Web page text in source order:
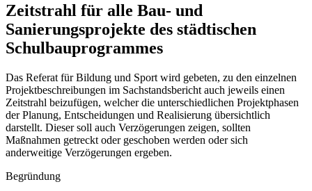
Zeitstrahl für alle Bau- und
Sanierungsprojekte des städtischen
Schulbauprogrammes
Das Referat für Bildung und Sport wird gebeten, zu den einzelnen
Projektbeschreibungen im Sachstandsbericht auch jeweils einen
Zeitstrahl beizufügen, welcher die unterschiedlichen Projektphasen
der Planung, Entscheidungen und Realisierung übersichtlich
darstellt. Dieser soll auch Verzögerungen zeigen, sollten
Maßnahmen getreckt oder geschoben werden oder sich
anderweitige Verzögerungen ergeben.
Begründung